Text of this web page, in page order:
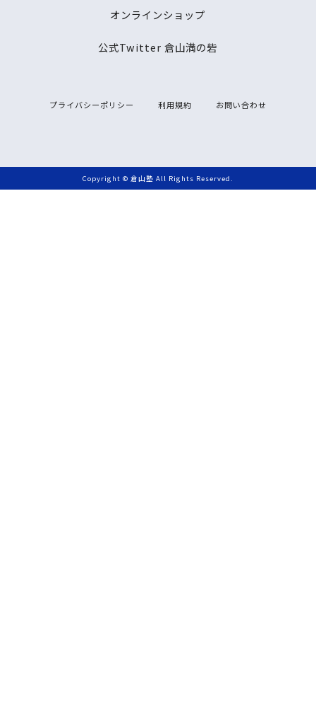
オンラインショップ
公式Twitter 倉山満の砦
プライバシーポリシー 利用規約 お問い合わせ
Copyright © 倉山塾 All Rights Reserved.